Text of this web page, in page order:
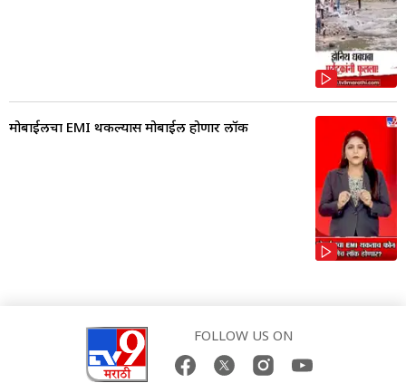
मोबाईलचा EMI थकल्यास मोबाईल होणार लॉक
FOLLOW US ON